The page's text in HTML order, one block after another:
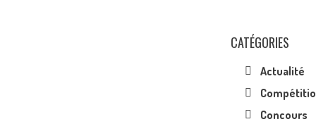
CATÉGORIES
Actualité
Concours